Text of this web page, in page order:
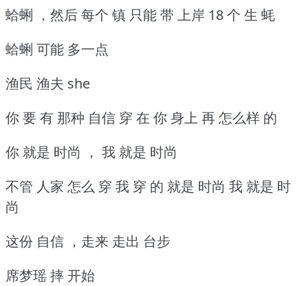
蛤蜊 ，然后 每个 镇 只能 带 上岸 18 个 生 蚝
蛤蜊 可能 多一点
渔民 渔夫 she
你 要 有 那种 自信 穿 在 你 身上 再 怎么样 的
你 就是 时尚 ， 我 就是 时尚
不管 人家 怎么 穿 我 穿 的 就是 时尚 我 就是 时
尚
这份 自信 ，走来 走出 台步
席梦瑶 摔 开始